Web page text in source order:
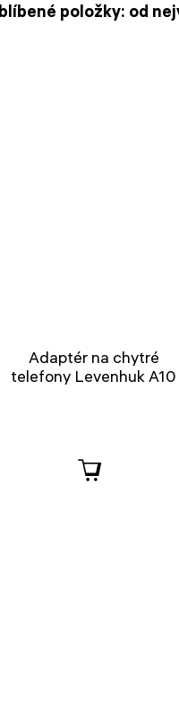
položky: od
Adaptér na chytré
telefony Levenhuk A10